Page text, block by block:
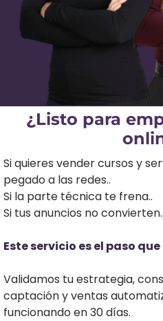
¿Listo para
Si quieres vender cursos y
pegado a las redes..
Si la parte técnica te frena..
Si tus anuncios no convierten..
Este servicio es el paso
Validamos tu estrategia,
captación y ventas
funcionando en 30 días.​